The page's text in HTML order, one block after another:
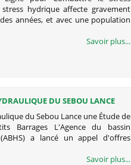
hydrique affecte gravement
années, et avec une population
Savoir plus...
DU SEBOU LANCE
POUR 25 PETITS BARRAGES
du Sebou Lance une Étude de
Barrages L'Agence du bassin
a lancé un appel d'offres
Savoir plus...